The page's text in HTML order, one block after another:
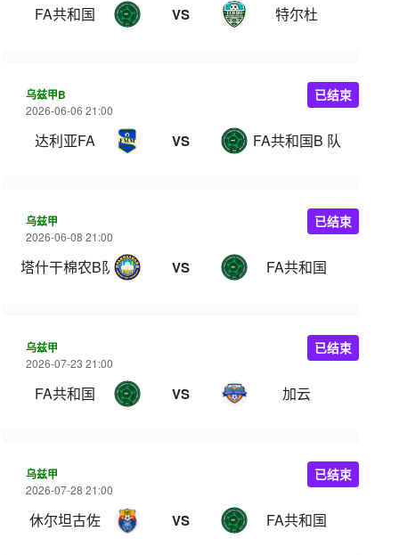
FA共和国 VS 特尔杜
乌兹甲B
2026-06-06 21:00
达利亚FA VS FA共和国B 队
已结束
乌兹甲
2026-06-08 21:00
塔什干棉农B队 VS FA共和国
已结束
乌兹甲
2026-07-23 21:00
FA共和国 VS 加云
已结束
乌兹甲
2026-07-28 21:00
休尔坦古佐 VS FA共和国
已结束